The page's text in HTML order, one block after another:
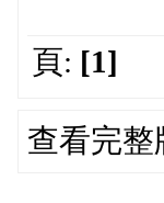
頁: [1]
查看完整